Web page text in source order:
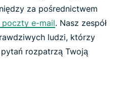
za pośrednictwem
e-mail. Nasz zespół
ludzi, którzy
rozpatrzą Twoją